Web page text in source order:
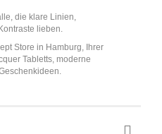
die klare Linien,
lieben.
Store in Hamburg, Ihrer
Tabletts, moderne